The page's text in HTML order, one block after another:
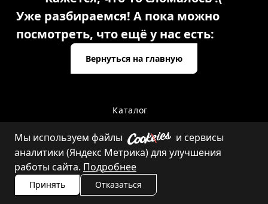
Уже разбираемся! А пока можно
посмотреть, что ещё у нас есть:
Вернуться на главную
Каталог
Контакты
Мы используем файлы
и сервисы
аналитики (Яндекс Метрика) для улучшения
работы сайта. Подробнее
Принять Отказаться